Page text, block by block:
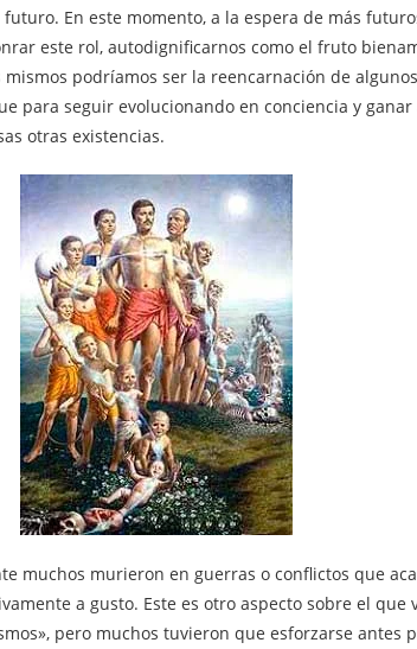
En este momento, a la espera de más
este rol, autodignificarnos como el fruto
podríamos ser la reencarnación de
para seguir evolucionando en conciencia y
otras existencias.
muchos murieron en guerras o conflictos que
a gusto. Este es otro aspecto sobre el que
pero muchos tuvieron que esforzarse antes